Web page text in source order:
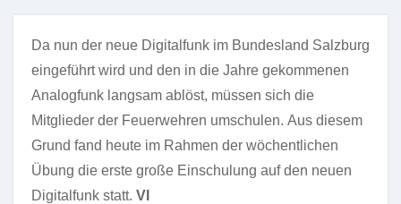
Da nun der neue Digitalfunk im Bundesland Salzburg
eingeführt wird und den in die Jahre gekommenen
Analogfunk langsam ablöst, müssen sich die
Mitglieder der Feuerwehren umschulen. Aus diesem
Grund fand heute im Rahmen der wöchentlichen
Übung die erste große Einschulung auf den neuen
Digitalfunk statt. VI